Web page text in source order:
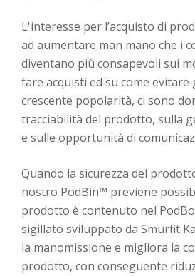
L'interesse per l’acquisto di
ad aumentare man mano che i
diventano più consapevoli sui
fare acquisti ed su come evitare
crescente popolarità, ci sono
tracciabilità del prodotto, sulla
e sulle opportunità di
Quando la sicurezza del
nostro PodBin™ previene
prodotto è contenuto nel
sigillato sviluppato da Smurfit
la manomissione e migliora la
prodotto, con conseguente